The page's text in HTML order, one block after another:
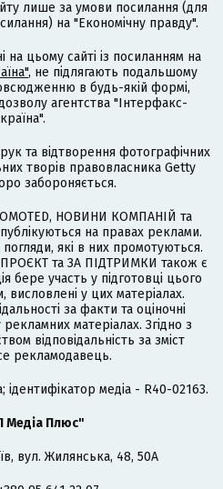
лише за умови посилання (для
на "Економічну правду".
на цьому сайті із посиланням на
, не підлягають подальшому
в будь-якій формі,
агентства "Інтерфакс-
та відтворення фотографічних
творів правовласника Getty
забороняється.
НОВИНИ КОМПАНІЙ та
на правах реклами.
які в них промотуються.
та ЗА ПІДТРИМКИ також є
бере участь у підготовці цього
висловлені у цих матеріалах.
за факти та оціночні
матеріалах. Згідно з
відповідальність за зміст
рекламодавець.
ідентифікатор медіа - R40-02163.
Медіа Плюс"
вул. Жилянська, 48, 50А